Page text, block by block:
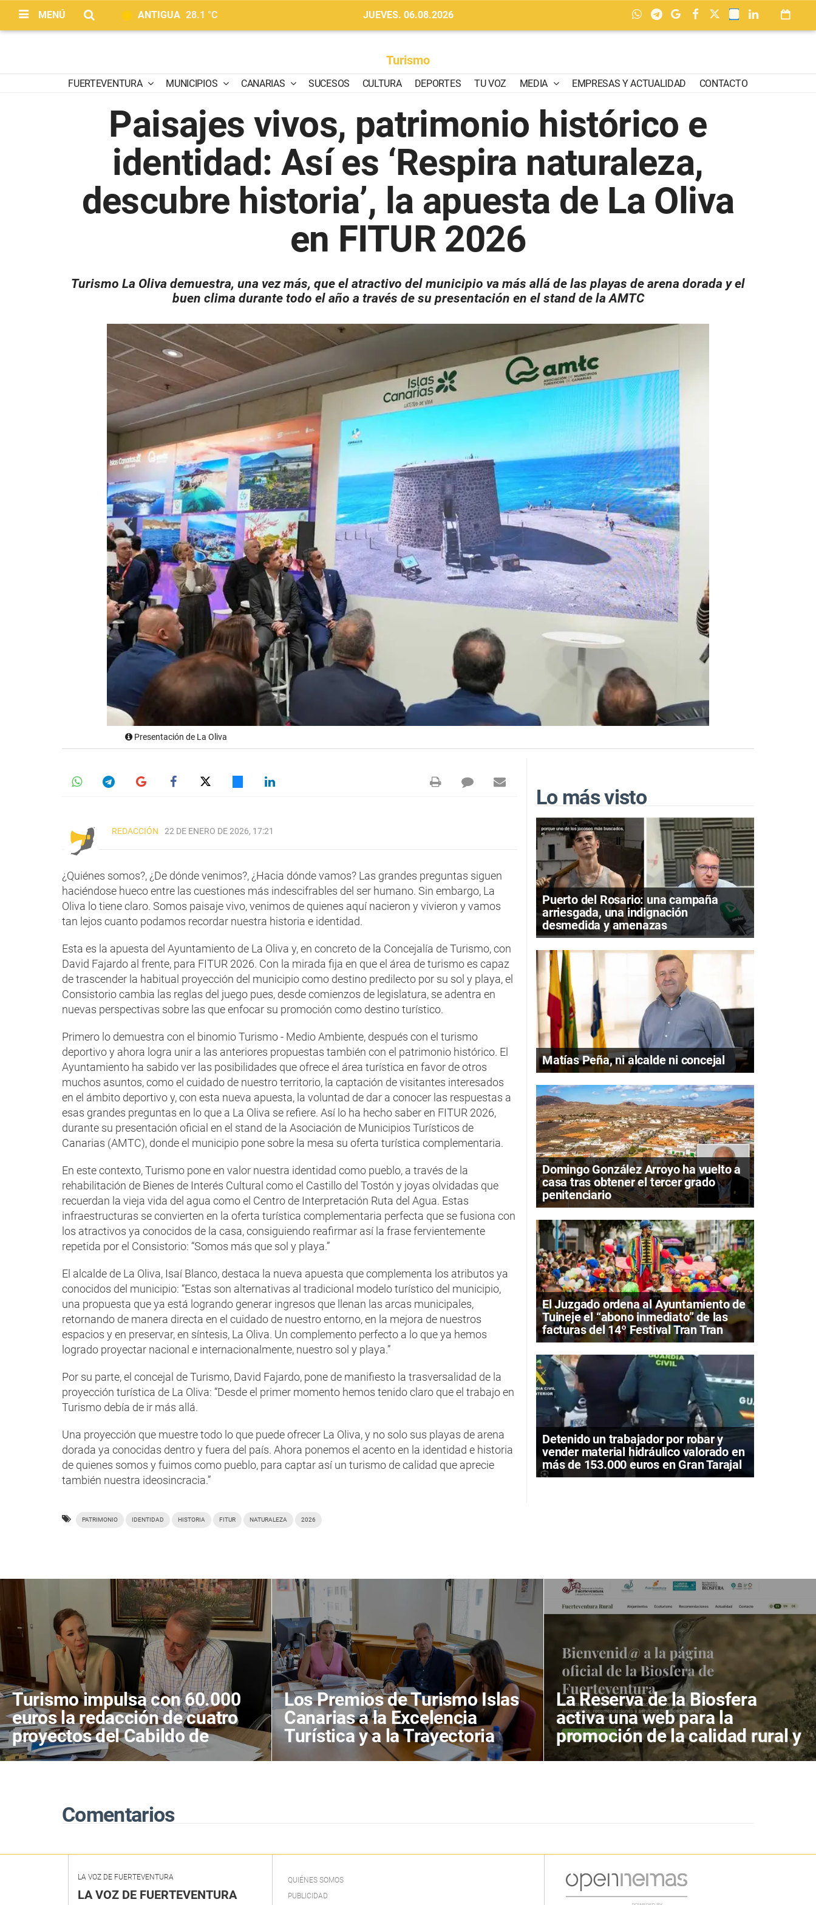
MENÚ ANTIGUA 28.1 °C JUEVES. 06.08.2026
Turismo
FUERTEVENTURA MUNICIPIOS CANARIAS SUCESOS CULTURA DEPORTES TU VOZ MEDIA EMPRESAS Y ACTUALIDAD CONTACTO
Paisajes vivos, patrimonio histórico e
identidad: Así es ‘Respira naturaleza,
descubre historia’, la apuesta de La Oliva
en FITUR 2026
Turismo La Oliva demuestra, una vez más, que el atractivo del municipio va más allá de las playas de arena dorada y el
buen clima durante todo el año a través de su presentación en el stand de la AMTC
Presentación de La Oliva
REDACCIÓN 22 DE ENERO DE 2026, 17:21
¿Quiénes somos?, ¿De dónde venimos?, ¿Hacia dónde vamos? Las grandes preguntas siguen
haciéndose hueco entre las cuestiones más indescifrables del ser humano. Sin embargo, La
Oliva lo tiene claro. Somos paisaje vivo, venimos de quienes aquí nacieron y vivieron y vamos
tan lejos cuanto podamos recordar nuestra historia e identidad.
Esta es la apuesta del Ayuntamiento de La Oliva y, en concreto de la Concejalía de Turismo, con
David Fajardo al frente, para FITUR 2026. Con la mirada fija en que el área de turismo es capaz
de trascender la habitual proyección del municipio como destino predilecto por su sol y playa, el
Consistorio cambia las reglas del juego pues, desde comienzos de legislatura, se adentra en
nuevas perspectivas sobre las que enfocar su promoción como destino turístico.
Primero lo demuestra con el binomio Turismo - Medio Ambiente, después con el turismo
deportivo y ahora logra unir a las anteriores propuestas también con el patrimonio histórico. El
Ayuntamiento ha sabido ver las posibilidades que ofrece el área turística en favor de otros
muchos asuntos, como el cuidado de nuestro territorio, la captación de visitantes interesados
en el ámbito deportivo y, con esta nueva apuesta, la voluntad de dar a conocer las respuestas a
esas grandes preguntas en lo que a La Oliva se refiere. Así lo ha hecho saber en FITUR 2026,
durante su presentación oficial en el stand de la Asociación de Municipios Turísticos de
Canarias (AMTC), donde el municipio pone sobre la mesa su oferta turística complementaria.
En este contexto, Turismo pone en valor nuestra identidad como pueblo, a través de la
rehabilitación de Bienes de Interés Cultural como el Castillo del Tostón y joyas olvidadas que
recuerdan la vieja vida del agua como el Centro de Interpretación Ruta del Agua. Estas
infraestructuras se convierten en la oferta turística complementaria perfecta que se fusiona con
los atractivos ya conocidos de la casa, consiguiendo reafirmar así la frase fervientemente
repetida por el Consistorio: “Somos más que sol y playa.”
El alcalde de La Oliva, Isaí Blanco, destaca la nueva apuesta que complementa los atributos ya
conocidos del municipio: “Estas son alternativas al tradicional modelo turístico del municipio,
una propuesta que ya está logrando generar ingresos que llenan las arcas municipales,
retornando de manera directa en el cuidado de nuestro entorno, en la mejora de nuestros
espacios y en preservar, en síntesis, La Oliva. Un complemento perfecto a lo que ya hemos
logrado proyectar nacional e internacionalmente, nuestro sol y playa.”
Por su parte, el concejal de Turismo, David Fajardo, pone de manifiesto la trasversalidad de la
proyección turística de La Oliva: “Desde el primer momento hemos tenido claro que el trabajo en
Turismo debía de ir más allá.
Una proyección que muestre todo lo que puede ofrecer La Oliva, y no solo sus playas de arena
dorada ya conocidas dentro y fuera del país. Ahora ponemos el acento en la identidad e historia
de quienes somos y fuimos como pueblo, para captar así un turismo de calidad que aprecie
también nuestra ideosincracia.”
PATRIMONIO IDENTIDAD HISTORIA FITUR NATURALEZA 2026
Lo más visto
Puerto del Rosario: una campaña
arriesgada, una indignación
desmedida y amenazas
Matías Peña, ni alcalde ni concejal
Domingo González Arroyo ha vuelto a
casa tras obtener el tercer grado
penitenciario
El Juzgado ordena al Ayuntamiento de
Tuineje el “abono inmediato” de las
facturas del 14º Festival Tran Tran
Detenido un trabajador por robar y
vender material hidráulico valorado en
más de 153.000 euros en Gran Tarajal
Turismo impulsa con 60.000
euros la redacción de cuatro
proyectos del Cabildo de
Fuerteventura
Los Premios de Turismo Islas
Canarias a la Excelencia
Turística y a la Trayectoria
distinguen a Bodegas Conatus
La Reserva de la Biosfera
activa una web para la
promoción de la calidad rural y
el ecoturismo
Comentarios
LA VOZ DE FUERTEVENTURA
LA VOZ DE FUERTEVENTURA
QUIÉNES SOMOS
PUBLICIDAD